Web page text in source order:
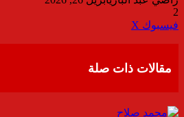
2
فيسبوك ‫X
مقالات ذات صلة